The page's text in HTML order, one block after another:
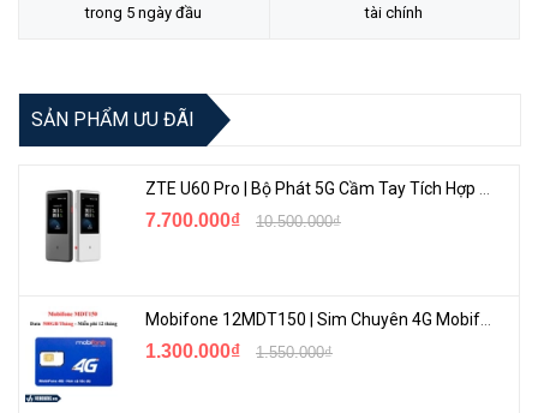
<Hotline: 0828.011.011 - (028)7300.2021 - VoHoang.vn>
trong 5 ngày đầu
tài chính
SẢN PHẨM ƯU ĐÃI
ZTE U60 Pro | Bộ Phát 5G Cầm Tay Tích Hợp Công Nghệ WiFi 7, Pin 10000mAh
7.700.000₫ 10.500.000₫
1.300.000₫ 1.550.000₫